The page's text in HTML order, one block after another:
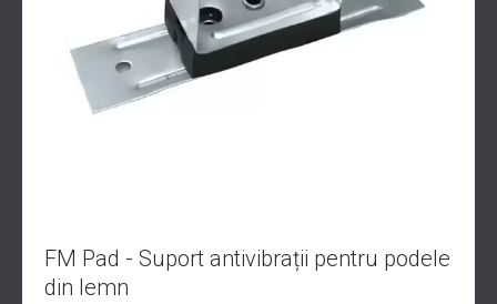
FM Pad - Suport antivibrații pentru podele
din lemn